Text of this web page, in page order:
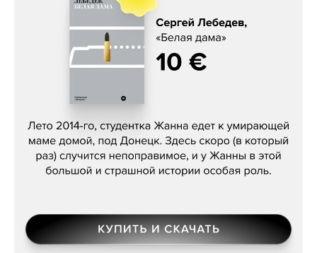
Сергей Лебедев, «Белая дама»